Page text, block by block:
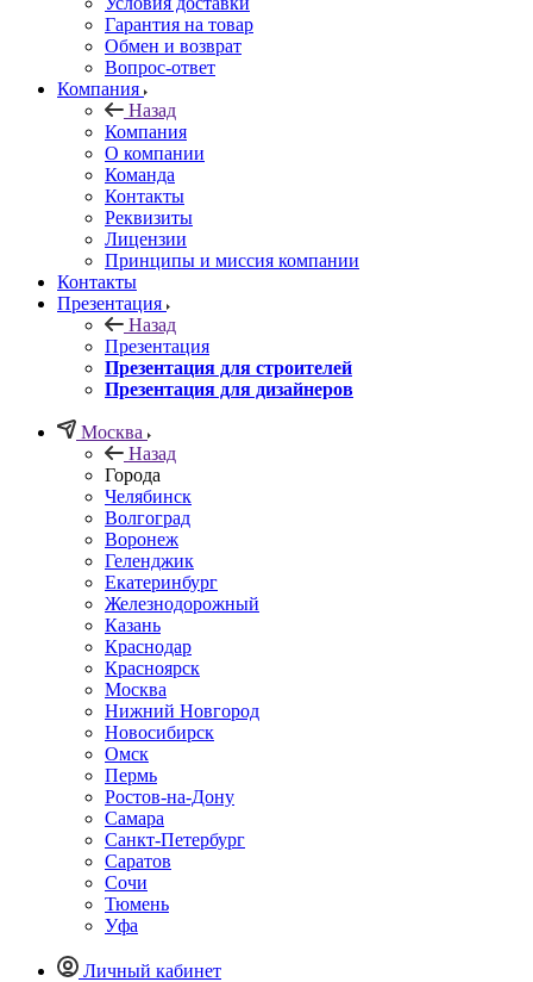
Гарантия на товар
Обмен и возврат
Вопрос-ответ
Компания
Назад
Компания
О компании
Команда
Контакты
Реквизиты
Лицензии
Принципы и миссия компании
Контакты
Презентация
Назад
Презентация
Презентация для строителей
Презентация для дизайнеров
Москва
Назад
Города
Челябинск
Волгоград
Воронеж
Геленджик
Екатеринбург
Железнодорожный
Казань
Краснодар
Красноярск
Москва
Нижний Новгород
Новосибирск
Омск
Пермь
Ростов-на-Дону
Самара
Санкт-Петербург
Саратов
Сочи
Тюмень
Уфа
Личный кабинет